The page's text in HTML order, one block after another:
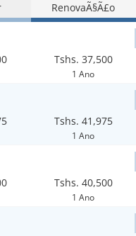
RenovaÃ§Ã£o
Tshs. 37,500
1 Ano
Tshs. 41,975
1 Ano
Tshs. 40,500
1 Ano